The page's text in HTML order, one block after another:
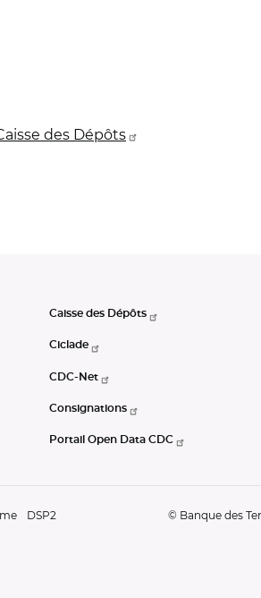
des Dépôts
Caisse des Dépôts
Ciclade
CDC-Net
Consignations
Portail Open Data CDC
DSP2
© Banque des